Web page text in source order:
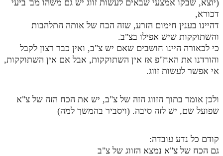
(יוצא, שבקו אמצעי שבאים לעשות זווג יש גם משהו מב' ביעי
דכורא,
דהיינו בענין חימום הזרע, שזה הכח של אותה התלהבות
והשתוקקות שיש אפילו בצ"ב.
כי לכאורה היינו חושבים שאם יש צ"ב, ואין כבר רצון לקבל
והורדנו את האח"פ אז אין השתוקקות, אבל אם אין השתוקקות,
אי אפשר לעשות זווג.
ולכן אומר בתוך הזווג הזה של צ"ב, יש את הכח הזה של צ"א
שפועל שם, יש לזה סיבה. (ויסביר בהמשך למה)
קודם כל נדע עובדה:
גם הכח של צ"א נמצא הזווג של צ"ב